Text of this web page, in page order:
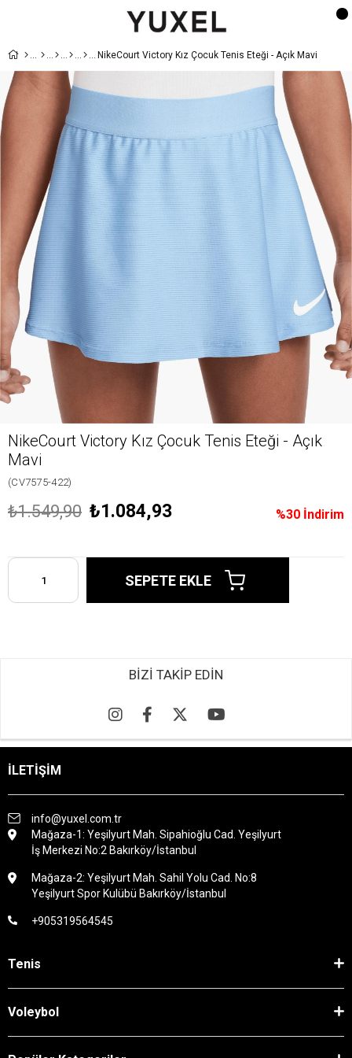
NikeCourt Victory Kız Çocuk Tenis Eteği - Açık Mavi
NikeCourt Victory Kız Çocuk Tenis Eteği - Açık
Mavi
(CV7575-422)
%30 İndirim
₺1.549,90 ₺1.084,93
BİZİ TAKİP EDİN
İLETİŞİM
info@yuxel.com.tr
Mağaza-1: Yeşilyurt Mah. Sipahioğlu Cad. Yeşilyurt
İş Merkezi No:2 Bakırköy/İstanbul
Mağaza-2: Yeşilyurt Mah. Sahil Yolu Cad. No:8
Yeşilyurt Spor Kulübü Bakırköy/İstanbul
+905319564545
Tenis
Voleybol